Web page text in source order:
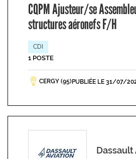
CQPM Ajusteur/se
structures aéronefs F/H
CDI
1 POSTE
CERGY (95) PUBLIÉE LE 31/07/
Dassault